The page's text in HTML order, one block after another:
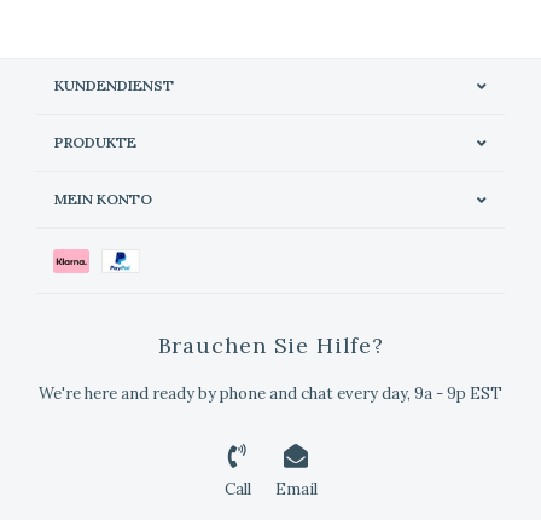
KUNDENDIENST
PRODUKTE
MEIN KONTO
Brauchen Sie Hilfe?
We're here and ready by phone and chat every day, 9a - 9p EST
Call Email